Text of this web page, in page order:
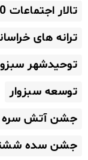
تالار اجتماعات 1100 نفره
ترانه های
توحیدشهر
توسعه سبزوار
جشن آتش سره
جشن سده